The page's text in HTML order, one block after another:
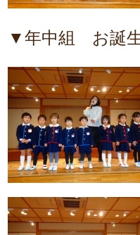
▼年中組 お誕